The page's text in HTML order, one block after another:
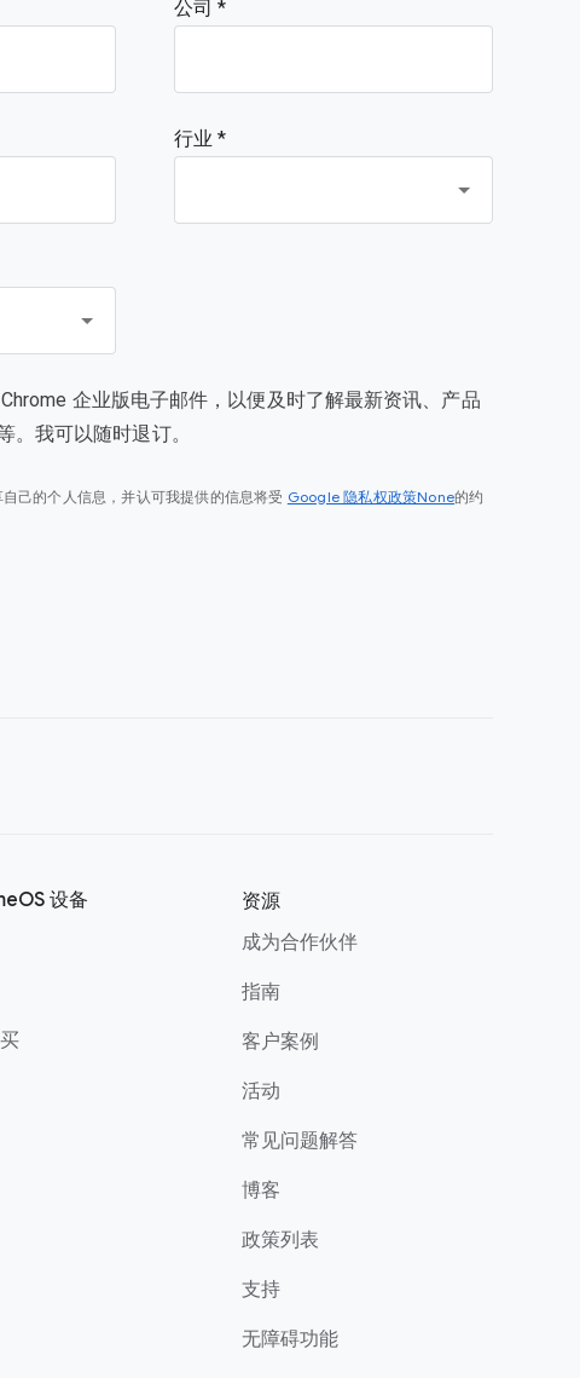
公司
行业 *
企业版电子邮件，以便及时了解最新资讯、产品
。我可以随时退订。
己的个人信息，并认可我提供的信息将受 Google 隐私权政策None的约
设备
资源
成为合作伙伴
指南
客户案例
活动
常见问题解答
博客
政策列表
支持
无障碍功能